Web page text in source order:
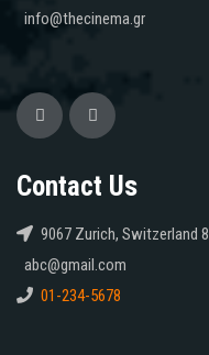
info@thecinema.gr
Contact Us
9067 Zurich, Switzerland
abc@gmail.com
01-234-5678